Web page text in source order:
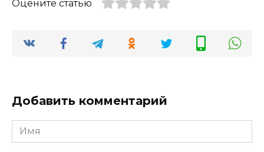
Оцените статью
Добавить комментарий
Имя